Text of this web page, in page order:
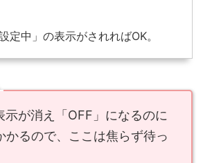
定中」の表示がされればOK。
示が消え「OFF」になるのに
かるので、ここは焦らず待っ